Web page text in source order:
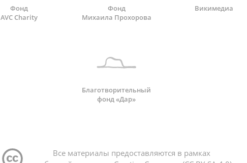
Фонд
AVC Charity
Фонд
Михаила Прохорова
Викимедиа
Благотворительный
фонд «Дар»
Все материалы предоставляются в рамках